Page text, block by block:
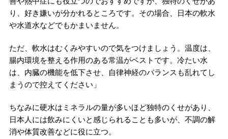
り、好き嫌いが分かれるところです。その場合、日本の軟水
や水道水などでもかまいません。
ただ、軟水はむくみやすいので気をつけましょう。温度は、
腸内環境を整える作用のある常温がベストです。冷たい水
は、内臓の機能を低下させ、自律神経のバランスも乱れてし
まうので控えてください」
ちなみに硬水はミネラルの量が多いほど独特のくせがあり、
日本人には飲みにくいと感じられることも多いが、不調の解
消や体質改善などに役に立つ。